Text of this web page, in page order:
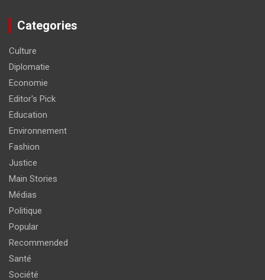
Categories
Culture
Diplomatie
Economie
Editor's Pick
Education
Environnement
Fashion
Justice
Main Stories
Médias
Politique
Popular
Recommended
Santé
Société